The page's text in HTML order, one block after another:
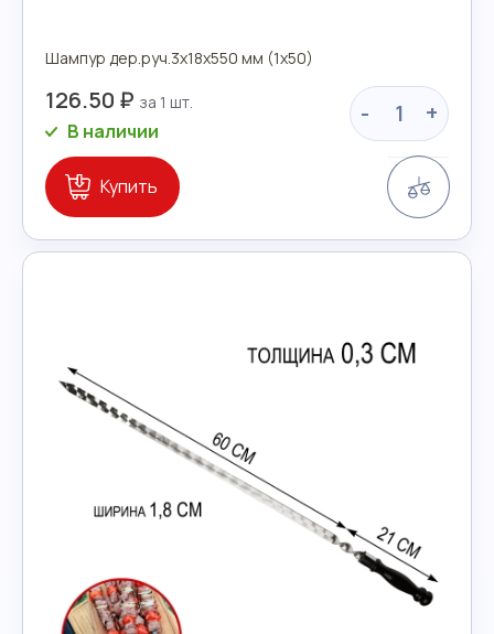
Шампур дер.руч.3х18х550 мм (1х50)
126.50 ₽ - +
В наличии
Купить